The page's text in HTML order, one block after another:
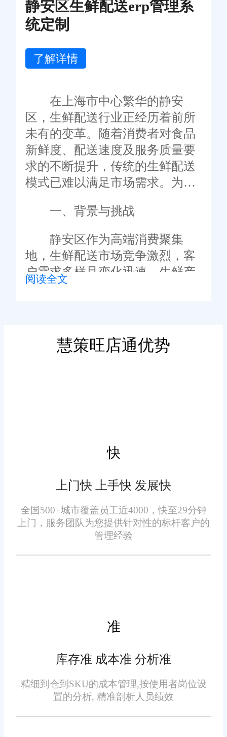
静安区生鲜配送erp管理系
统定制
了解详情
在上海市中心繁华的静安
区，生鲜配送行业正经历着前所
未有的变革。随着消费者对食品
新鲜度、配送速度及服务质量要
求的不断提升，传统的生鲜配送
模式已难以满足市场需求。为
化转型，而定制化的ERP管理系
统——旺店通，成为了推动这一
进程的关键力量。本文将深入探
讨旺店通ERP系统在静安区生鲜
配送行业的定制应用及其带来的
一、背景与挑战
静安区作为高端消费聚集
地，生鲜配送市场竞争激烈，客
户需求多样且变化迅速。生鲜产
品易腐坏、保质期短的特性，要
快速响应。然而，传统管理模式
下，信息孤岛、流程繁琐、效率
二、旺店通ERP管理系统的
库存预警机制，实时监控库存状
有效减少损耗，保证商品新鲜。
2. 高效订单处理
系统支持多渠道订单接入，
考虑到生鲜产品的温控需
求，旺店通ERP特别集成了冷链
物流追踪功能，确保从仓库到消
费者手中的每一步都处于适宜的
阅读全文
慧策旺店通优势
快
上门快 上手快 发展快
全国500+城市覆盖员工近4000，快至29分钟
上门，服务团队为您提供针对性的标杆客户的
管理经验
准
库存准 成本准 分析准
精细到仓到SKU的成本管理,按使用者岗位设
置的分析, 精准剖析人员绩效